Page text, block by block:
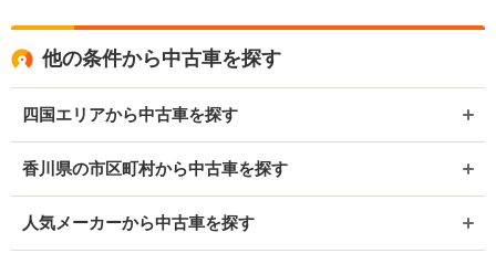
他の条件から中古車を探す
四国エリアから中古車を探す
香川県の市区町村から中古車を探す
人気メーカーから中古車を探す